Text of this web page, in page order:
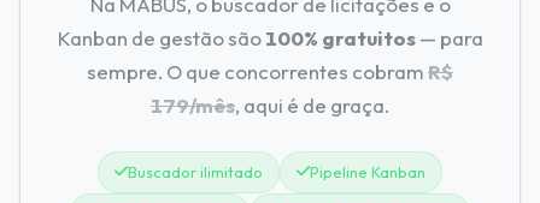
Kanban de gestão são100% gratuitos— para
sempre. O que concorrentes cobramR$
179/mês, aqui é de graça.
Buscador ilimitado Pipeline Kanban